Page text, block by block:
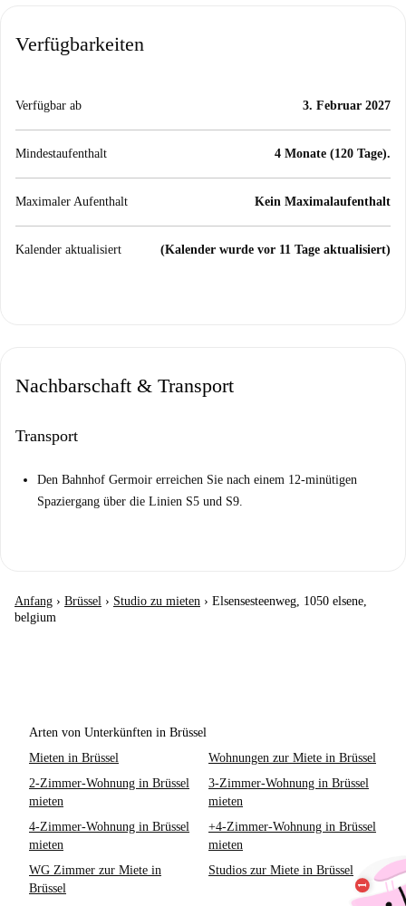
Verfügbarkeiten
Verfügbar ab 3. Februar 2027
Mindestaufenthalt 4 Monate (120 Tage).
Maximaler Aufenthalt Kein Maximalaufenthalt
Kalender aktualisiert (Kalender wurde vor 11 Tage aktualisiert)
Nachbarschaft & Transport
Transport
Den Bahnhof Germoir erreichen Sie nach einem 12-minütigen
Spaziergang über die Linien S5 und S9.
Anfang › Brüssel › Studio zu mieten › Elsensesteenweg, 1050 elsene,
belgium
Arten von Unterkünften in Brüssel
Mieten in Brüssel
Wohnungen zur Miete in Brüssel
2-Zimmer-Wohnung in Brüssel
mieten
3-Zimmer-Wohnung in Brüssel
mieten
4-Zimmer-Wohnung in Brüssel
mieten
+4-Zimmer-Wohnung in Brüssel
mieten
WG Zimmer zur Miete in
Brüssel
Studios zur Miete in Brüssel